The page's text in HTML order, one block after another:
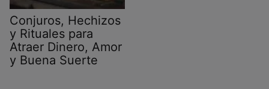
Conjuros, Hechizos
y Rituales para
Atraer Dinero, Amor
y Buena Suerte